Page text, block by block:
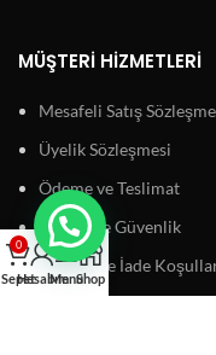
MÜŞTERI HIZMETLERI
Mesafeli Satış
Üyelik Sözleşmesi
Ödeme ve Teslimat
Gizlilik ve Güvenlik
Garanti ve İade
0
SepetHesabımMenuShop